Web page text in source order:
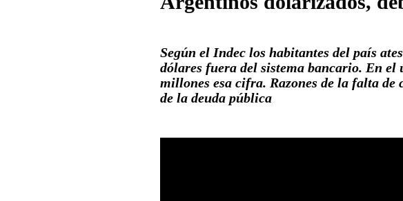
Según el Indec los habitantes del país
dólares fuera del sistema bancario. En el
millones esa cifra. Razones de la falta
de la deuda pública